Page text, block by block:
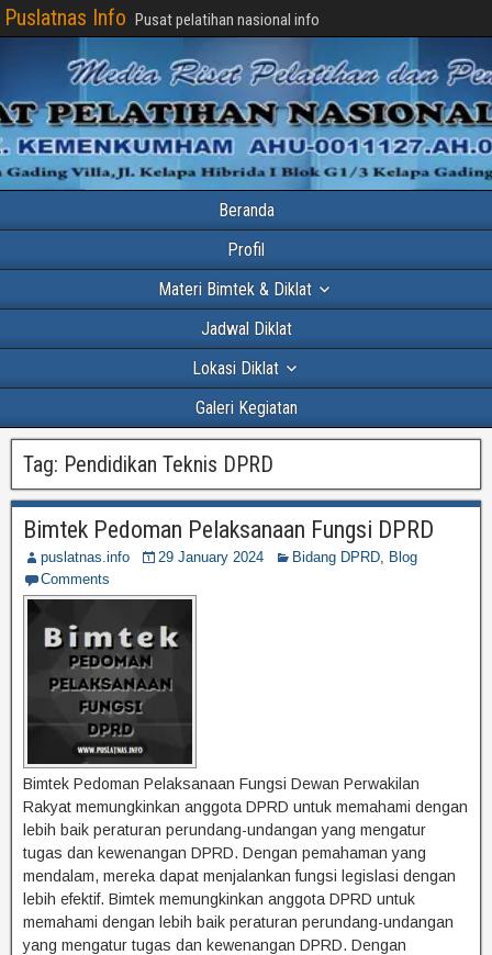
Puslatnas Info Pusat pelatihan nasional info
Beranda
Profil
Materi Bimtek & Diklat
Jadwal Diklat
Lokasi Diklat
Galeri Kegiatan
Tag: Pendidikan Teknis DPRD
Bimtek Pedoman Pelaksanaan Fungsi DPRD
puslatnas.info 29 January 2024 Bidang DPRD, Blog
Comments
Bimtek Pedoman Pelaksanaan Fungsi Dewan Perwakilan
Rakyat memungkinkan anggota DPRD untuk memahami dengan
lebih baik peraturan perundang-undangan yang mengatur
tugas dan kewenangan DPRD. Dengan pemahaman yang
mendalam, mereka dapat menjalankan fungsi legislasi dengan
lebih efektif. Bimtek memungkinkan anggota DPRD untuk
memahami dengan lebih baik peraturan perundang-undangan
yang mengatur tugas dan kewenangan DPRD. Dengan